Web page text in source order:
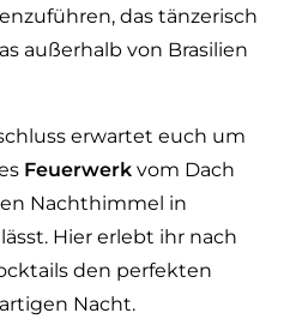
das tänzerisch
außerhalb von Brasilien
erwartet euch um
Feuerwerk vom Dach
Nachthimmel in
Hier erlebt ihr nach
den perfekten
Nacht.